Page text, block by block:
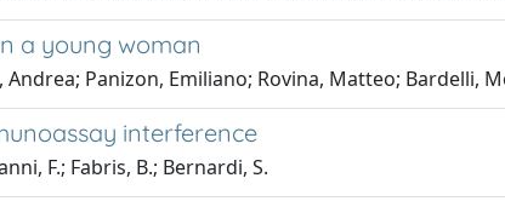
a young woman
Panizon, Emiliano; Rovina, Matteo; Bardelli,
interference
F.; Fabris, B.; Bernardi, S.